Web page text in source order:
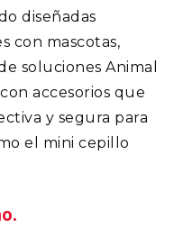
diseñadas
con mascotas,
soluciones Animal
accesorios que
y segura para
el mini cepillo